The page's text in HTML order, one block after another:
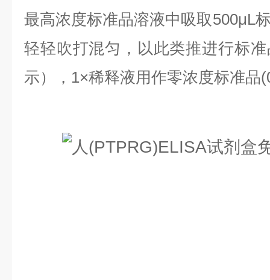
最高浓度标准品溶液中吸取500μL
轻轻吹打混匀，以此类推进行标
示），1×稀释液用作零浓度标准品